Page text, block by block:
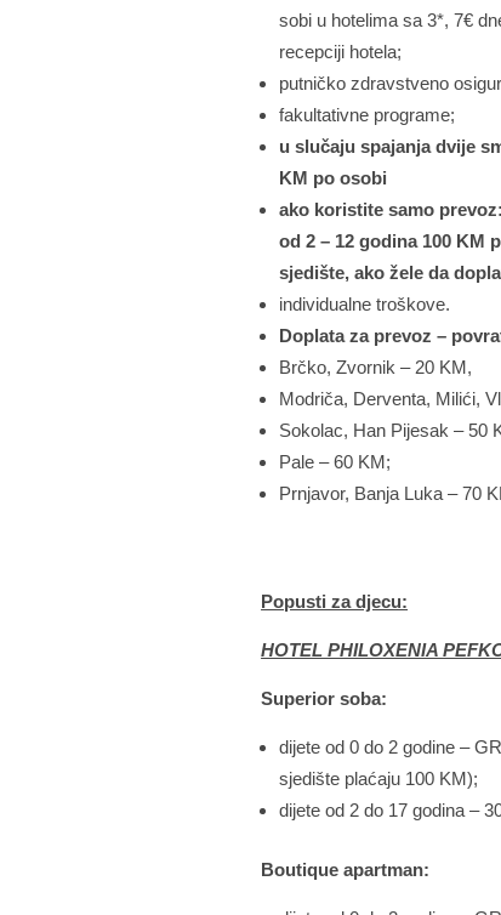
sobi u hotelima sa 3*, 7€
recepciji hotela;
putničko zdravstveno
fakultativne programe;
u slučaju spajanja dvije
KM po osobi
ako koristite samo
od 2 – 12 godina 100 KM
sjedište, ako žele da
individualne troškove.
Doplata za prevoz –
Brčko, Zvornik – 20 KM,
Modriča, Derventa, Milići,
Sokolac, Han Pijesak – 50
Pale – 60 KM;
Prnjavor, Banja Luka – 70
Popusti za djecu:
HOTEL PHILOXENIA
Superior soba:
dijete od 0 do 2 godine –
sjedište plaćaju 100 KM);
dijete od 2 do 17 godina –
Boutique apartman: